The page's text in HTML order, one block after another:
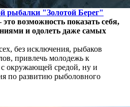
рыбалки "Золотой Берег"
возможность показать себя,
и одолеть даже самых
без исключения, рыбаков
привлечь молодежь к
окружающей средой, ну и
по развитию рыболовного